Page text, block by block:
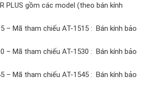
PLUS gồm các model (theo bán kính
– Mã tham chiếu AT-1515 : Bán kính bảo
– Mã tham chiếu AT-1530 : Bán kính bảo
– Mã tham chiếu AT-1545 : Bán kính bảo